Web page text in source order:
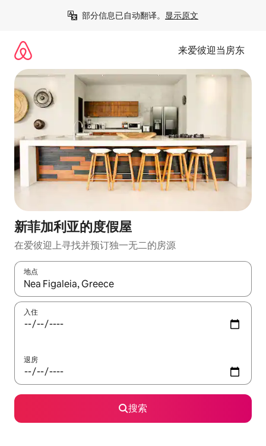
部分信息已自动翻译。 显示原文
来爱彼迎当房东
新菲加利亚的度假屋
在爱彼迎上寻找并预订独一无二的房源
地点
如有搜索结果，请使用上下方向键查看，或通过点击或滑动手势
入住
退房
搜索